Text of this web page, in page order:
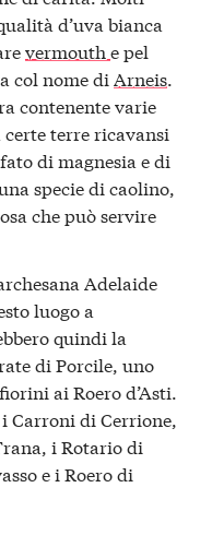
d’uva bianca
vermouth e pel
col nome diArneis.
contenente varie
terre ricavansi
di magnesia e di
specie di caolino,
che può servire
Adelaide
luogo a
quindi la
di Porcile, uno
ai Roero d’Asti.
Carroni di Cerrione,
i Rotario di
e i Roero di